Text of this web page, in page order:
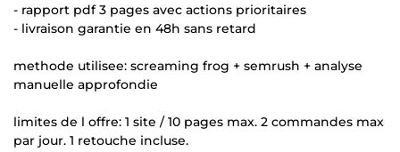
- rapport pdf 3 pages avec actions prioritaires
- livraison garantie en 48h sans retard
methode utilisee: screaming frog + semrush + analyse
manuelle approfondie
limites de l offre: 1 site / 10 pages max. 2 commandes max
par jour. 1 retouche incluse.